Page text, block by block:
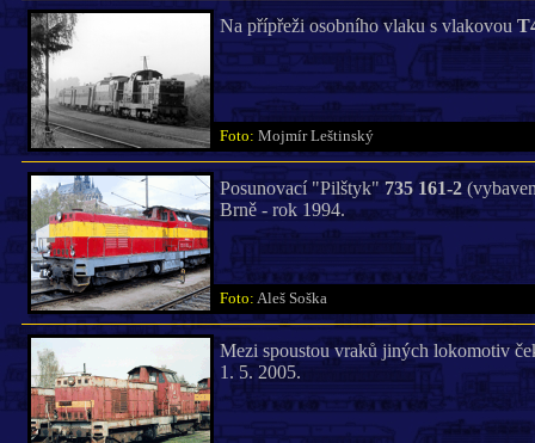
Na přípřeži osobního vlaku s vlakovou
Foto: Mojmír Leštinský
Posunovací "Pilštyk" 735 161-2
Brně - rok 1994.
Foto: Aleš Soška
Mezi spoustou vraků jiných lokomotiv
1. 5. 2005.